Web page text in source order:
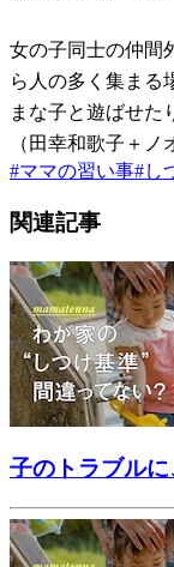
女の子同士の仲間
ら人の多く集まる
まな子と遊ばせた
（田幸和歌子＋ノ
#ママの習い事#し
関連記事
子のトラブル